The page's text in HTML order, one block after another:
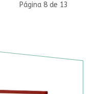
Página 8 de 13